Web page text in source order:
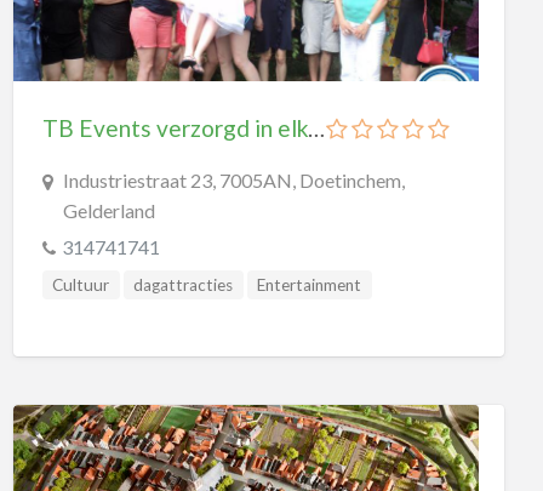
paintballen
Musea
Ambachtsmusea
Kunstmusea
Natuurmusea
Oorlogsmusea
Wetenschapsmusea
Overig
TB Events verzorgd in elke stad een leuk uitje !
Industriestraat 23, 7005AN, Doetinchem,
Gelderland
314741741
Cultuur dagattracties
Entertainment
Rondvaart
Sport Steden